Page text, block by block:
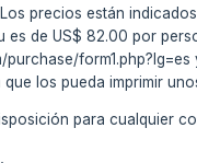
precios están
es de US$ 82.00 por
purchase/
que los pueda imprimir
para cualquier